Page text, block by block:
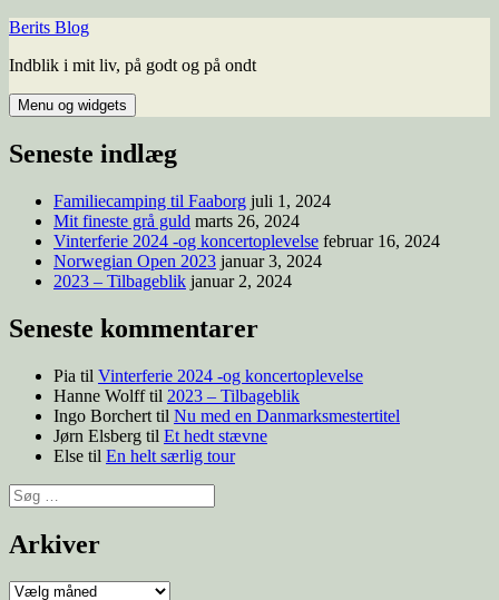
Berits Blog
Indblik i mit liv, på godt og på ondt
Menu og widgets
Seneste indlæg
Familiecamping til Faaborg juli 1, 2024
Mit fineste grå guld marts 26, 2024
Vinterferie 2024 -og koncertoplevelse februar 16, 2024
Norwegian Open 2023 januar 3, 2024
2023 – Tilbageblik januar 2, 2024
Seneste kommentarer
Pia til Vinterferie 2024 -og koncertoplevelse
Hanne Wolfftil 2023 – Tilbageblik
Ingo Borchert til Nu med en Danmarksmestertitel
Jørn Elsberg til Et hedt stævne
Else til En helt særlig tour
Arkiver